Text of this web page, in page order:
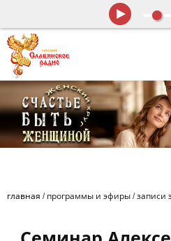
главная / программы и эфиры /записи